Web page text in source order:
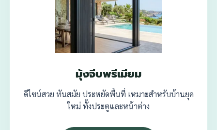
มุ้งจีบพรีเมียม
ดีไซน์สวย ทันสมัย ประหยัดพื้นที่ เหมาะสำหรับบ้านยุค
ใหม่ ทั้งประตูและหน้าต่าง